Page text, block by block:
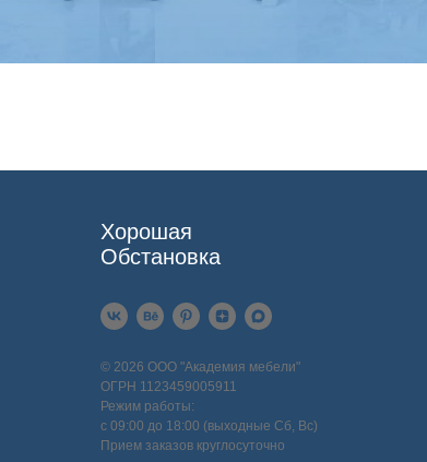
Хорошая
Обстановка
© 2026 ООО "Академия мебели"
ОГРН 1123459005911
Режим работы:
с 09:00 до 18:00 (выходные Сб, Вс)
Прием заказов круглосуточно